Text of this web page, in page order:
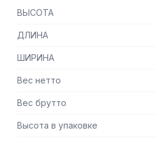
оборудование формирует
защищает сотрудников горячего
Особенности:
— Вытяжной центральный в
— Материал: нержавеющая
— С лабиринтными фильтрами
ВЫСОТА
ДЛИНА
ШИРИНА
Вес нетто
Вес брутто
Высота в упаковке